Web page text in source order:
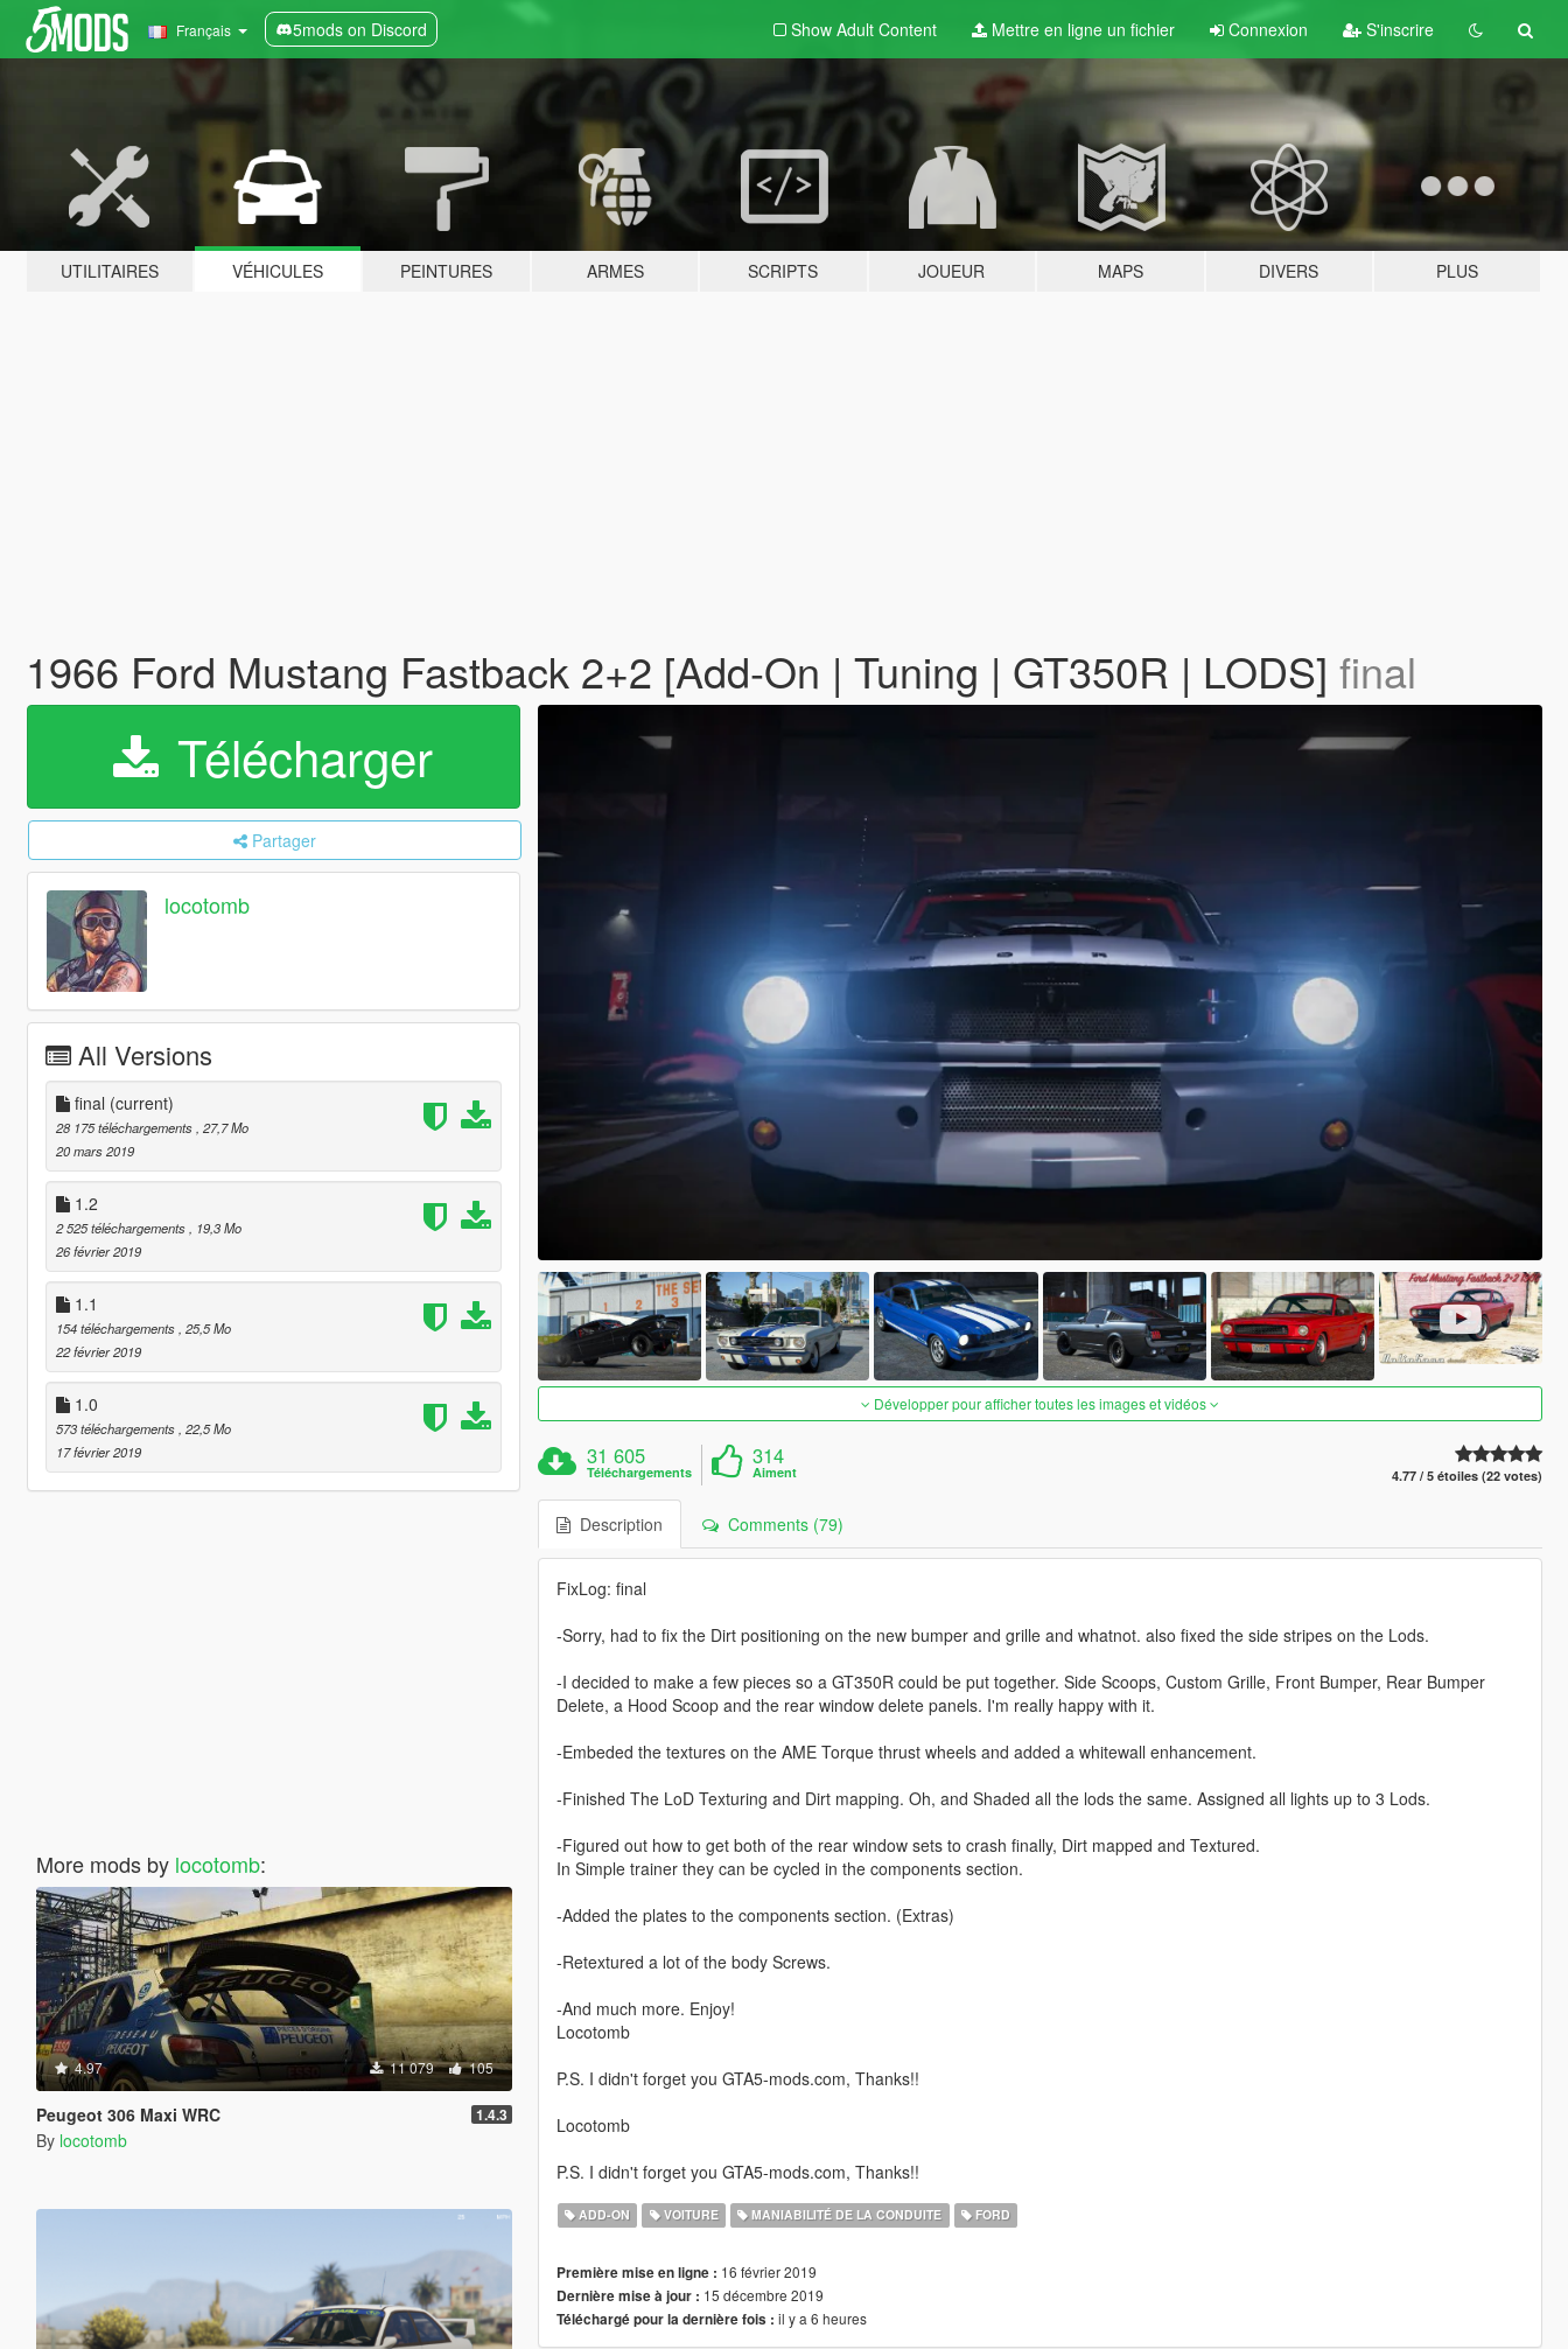
Français 5mods on Discord Show Adult Content Mettre en ligne un fichier Connexion S'inscrire
UTILITAIRES VÉHICULES PEINTURES ARMES SCRIPTS JOUEUR MAPS DIVERS PLUS
1966 Ford Mustang Fastback 2+2 [Add-On | Tuning | GT350R | LODS] final
Télécharger
Partager
locotomb
All Versions
final (current)
28 175 téléchargements , 27,7 Mo
20 mars 2019
1.2
2 525 téléchargements
, 19,3 Mo
26 février 2019
1.1
154 téléchargements , 25,5 Mo
22 février 2019
1.0
573 téléchargements , 22,5 Mo
17 février 2019
More mods by locotomb:
4.97 11 079 105
Peugeot 306 Maxi WRC 1.4.3
By locotomb
Développer pour afficher toutes les images et vidéos
31 605
Téléchargements
314
Aiment 4.77 / 5 étoiles (22 votes)
Description Comments (79)
FixLog: final
-Sorry, had to fix the Dirt positioning on the new bumper and grille and whatnot. also fixed the side stripes on the Lods.
-I decided to make a few pieces so a GT350R could be put together. Side Scoops, Custom Grille, Front Bumper, Rear Bumper
Delete, a Hood Scoop and the rear window delete panels. I'm really happy with it.
-Embeded the textures on the AME Torque thrust wheels and added a whitewall enhancement.
-Finished The LoD Texturing and Dirt mapping. Oh, and Shaded all the lods the same. Assigned all lights up to 3 Lods.
-Figured out how to get both of the rear window sets to crash finally, Dirt mapped and Textured.
In Simple trainer they can be cycled in the components section.
-Added the plates to the components section. (Extras)
-Retextured a lot of the body Screws.
-And much more. Enjoy!
Locotomb
P.S. I didn't forget you GTA5-mods.com, Thanks!!
Locotomb
P.S. I didn't forget you GTA5-mods.com, Thanks!!
ADD-ON VOITURE MANIABILITÉ DE LA CONDUITE FORD
Première mise en ligne : 16 février 2019
Dernière mise à jour : 15 décembre 2019
Téléchargé pour la dernière fois : il y a 6 heures